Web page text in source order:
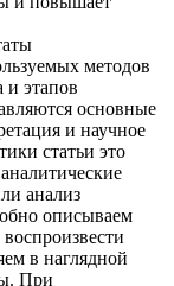
методов
и этапов
основные
и научное
статьи это
анализ
описываем
в наглядной
При